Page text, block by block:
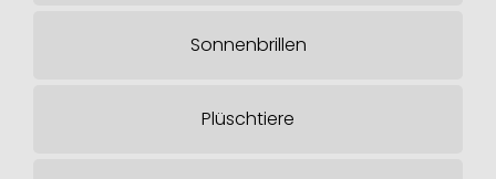
Sonnenbrillen
Plüschtiere